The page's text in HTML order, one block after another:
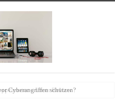
– Unser Review
Cyberangriffen schützen?